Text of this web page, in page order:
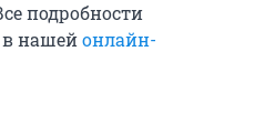
подробности
в нашейонлайн-